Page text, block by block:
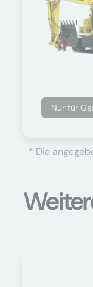
Nur für
* Die